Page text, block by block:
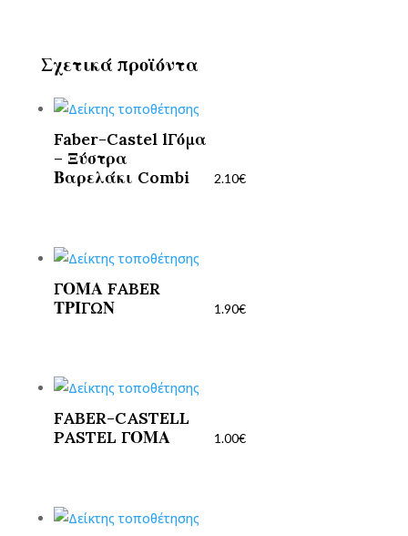
Σχετικά προϊόντα
Faber-Castel lΓόμα
– Ξύστρα
Βαρελάκι Combi
2.10€
ΓΟΜΑ FABER
ΤΡΙΓΩΝ
1.90€
FABER-CASTELL
PASTEL ΓΟΜΑ
1.00€